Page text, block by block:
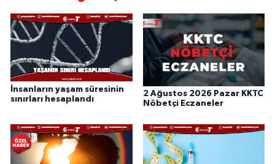
İnsanların yaşam süresinin
sınırları hesaplandı
2 Ağustos 2026 Pazar KKTC
Nöbetçi Eczaneler